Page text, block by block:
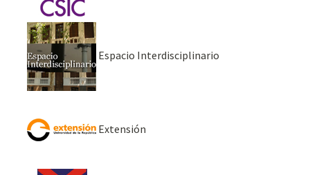
Espacio Interdisciplinario
Extensión